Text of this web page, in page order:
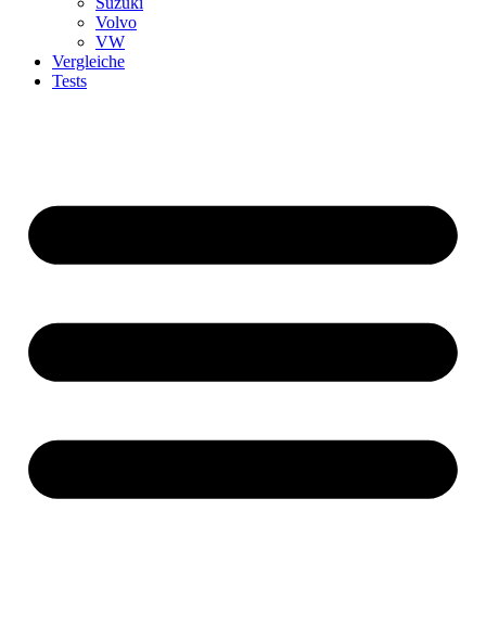
Volvo
VW
Vergleiche
Tests